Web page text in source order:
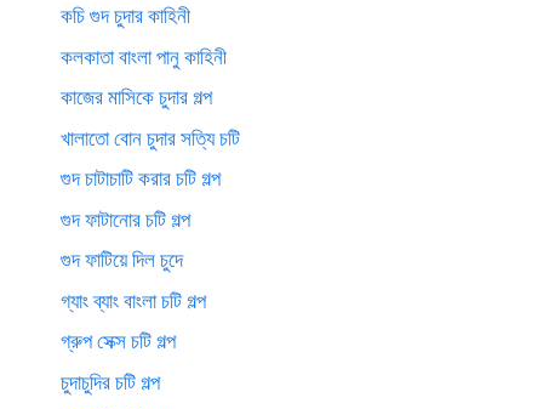
কচি গুদ চুদার কাহিনী
কলকাতা বাংলা পানু কাহিনী
কাজের মাসিকে চুদার গল্প
খালাতো বোন চুদার সত্যি চটি
গুদ চাটাচাটি করার চটি গল্প
গুদ ফাটানোর চটি গল্প
গুদ ফাটিয়ে দিল চুদে
গ্যাং ব্যাং বাংলা চটি গল্প
গ্রুপ সেক্স চটি গল্প
চুদাচুদির চটি গল্প